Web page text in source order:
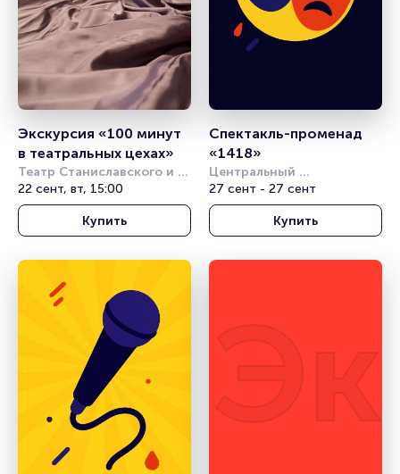
Экскурсия «100 минут
в театральных цехах»
Театр Станиславского и
Немировича-Данченко
22 сент, вт, 15:00
Купить
Спектакль-променад
«1418»
Центральный
академический театр
Российской Армии
27 сент - 27 сент
Купить